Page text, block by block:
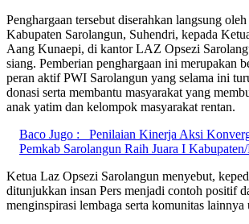
Penghargaan tersebut diserahkan langsung
Kabupaten Sarolangun, Suhendri, kepada
Aang Kunaepi, di kantor LAZ Opsezi
siang. Pemberian penghargaan ini merupakan
peran aktif PWI Sarolangun yang selama ini
donasi serta membantu masyarakat yang
anak yatim dan kelompok masyarakat rentan.
Baco Jugo :
Penilaian Kinerja Aksi
Pemkab Sarolangun Raih Juara I
Ketua Laz Opsezi Sarolangun menyebut,
ditunjukkan insan Pers menjadi contoh positif
menginspirasi lembaga serta komunitas